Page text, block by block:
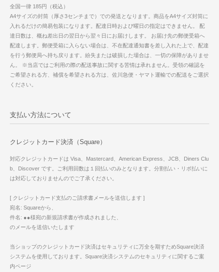
全国一律 185円（税込）
A4サイズの封筒（厚さ3センチまで）での発送となります。商品をA4サイズ封筒に
入れるだけの簡易包装になります。配達日時および曜日の指定はできません。 配
達日数は、概ね差出日の翌日から翌々日にお届けします。 お届け先の郵便受箱へ
配達します。郵便受箱に入らない場合は、不在配達通知書を差し入れた上で、配達
を行う郵便局へ持ち戻ります。紛失または破損した場合は、一切の保障がありませ
ん。 ※当店ではご利用の際の配送事故に関する苦情は承れません。受領の確認を
ご希望される方、補償を希望される方は、佐川急便・ヤマト運輸での配送をご選択
ください。
支払い方法について
クレジットカード決済（Square）
対応クレジットカードは Visa、Mastercard、American Express、JCB、Diners Clu
b、Discover です。ご利用回数は１回払いのみとなります。分割払い・リボ払いに
は対応しておりませんのでご了承ください。
[ クレジットカード支払のご請求書メールを送信します ]
宛名: Squareから、
件名: ●●様宛の新規請求書が作成されました、
のメールを送信いたします
当ショップのクレジットカード決済はセキュリティに万全を期すためSquare決済
システムを使用しております。Square決済システムのセキュリティに関するご案
内ページ